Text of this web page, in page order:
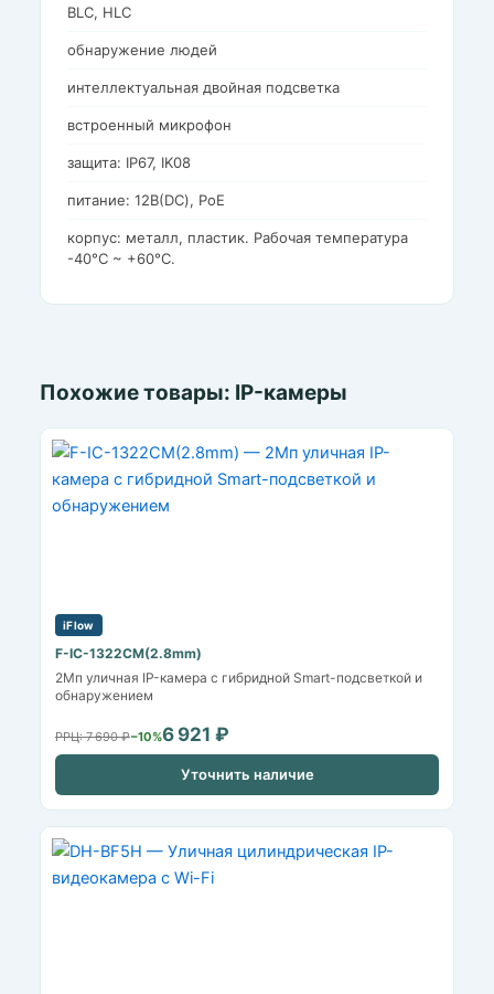
BLC, HLC
обнаружение людей
интеллектуальная двойная подсветка
встроенный микрофон
защита: IP67, IK08
питание: 12В(DC), PoE
корпус: металл, пластик. Рабочая температура
-40°C ~ +60°C.
Похожие товары: IP-камеры
iFlow
F-IC-1322CM(2.8mm)
2Мп уличная IP-камера с гибридной Smart-подсветкой и
обнаружением
РРЦ: 7 690 ₽−10%6 921 ₽
Уточнить наличие